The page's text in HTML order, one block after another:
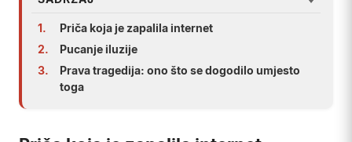
Priča koja je zapalila internet